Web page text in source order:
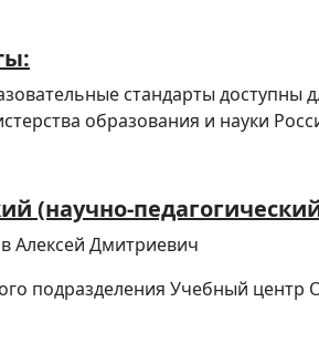
стандарты доступны
образования и науки
(научно-
Дмитриевич
подразделения Учебный